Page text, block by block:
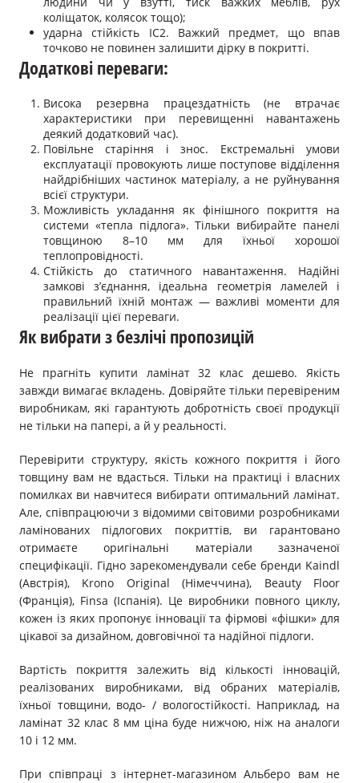
коліщаток, колясок тощо);
ударна стійкість IC2. Важкий предмет, що впав
точково не повинен залишити дірку в покритті.
Додаткові переваги:
Висока резервна працездатність (не втрачає
характеристики при перевищенні навантажень
деякий додатковий час).
Повільне старіння і знос. Екстремальні умови
експлуатації провокують лише поступове відділення
найдрібніших частинок матеріалу, а не руйнування
всієї структури.
Можливість укладання як фінішного покриття на
системи «тепла підлога». Тільки вибирайте панелі
товщиною 8–10 мм для їхньої хорошої
теплопровідності.
Стійкість до статичного навантаження. Надійні
замкові з’єднання, ідеальна геометрія ламелей і
правильний їхній монтаж — важливі моменти для
реалізації цієї переваги.
Як вибрати з безлічі пропозицій
Не прагніть купити ламінат 32 клас дешево. Якість
завжди вимагає вкладень. Довіряйте тільки перевіреним
виробникам, які гарантують добротність своєї продукції
не тільки на папері, а й у реальності.
Перевірити структуру, якість кожного покриття і його
товщину вам не вдасться. Тільки на практиці і власних
помилках ви навчитеся вибирати оптимальний ламінат.
Але, співпрацюючи з відомими світовими розробниками
ламінованих підлогових покриттів, ви гарантовано
отримаєте оригінальні матеріали зазначеної
специфікації. Гідно зарекомендували себе бренди Kaindl
(Австрія), Krono Original (Німеччина), Beauty Floor
(Франція), Finsa (Іспанія). Це виробники повного циклу,
кожен із яких пропонує інновації та фірмові «фішки» для
цікавої за дизайном, довговічної та надійної підлоги.
Вартість покриття залежить від кількості інновацій,
реалізованих виробниками, від обраних матеріалів,
їхньої товщини, водо- / вологостійкості. Наприклад, на
ламінат 32 клас 8 мм ціна буде нижчою, ніж на аналоги
10 і 12 мм.
При співпраці з інтернет-магазином Альберо вам не